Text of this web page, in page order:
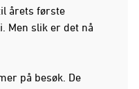
årets første
Men slik er det nå
på besøk. De